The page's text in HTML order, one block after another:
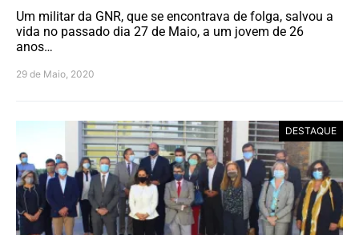
Um militar da GNR, que se encontrava de folga, salvou a
vida no passado dia 27 de Maio, a um jovem de 26
anos…
29 de Maio, 2020
DESTAQUE